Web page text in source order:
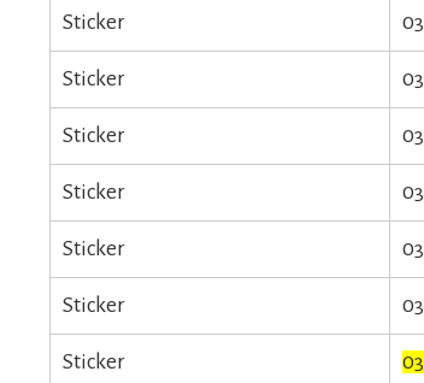
Sticker
Sticker
Sticker
Sticker
Sticker
Sticker
Sticker